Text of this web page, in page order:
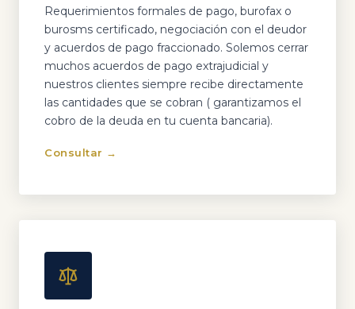
Requerimientos formales de pago, burofax o
burosms certificado, negociación con el deudor
y acuerdos de pago fraccionado. Solemos cerrar
muchos acuerdos de pago extrajudicial y
nuestros clientes siempre recibe directamente
las cantidades que se cobran ( garantizamos el
cobro de la deuda en tu cuenta bancaria).
Consultar →